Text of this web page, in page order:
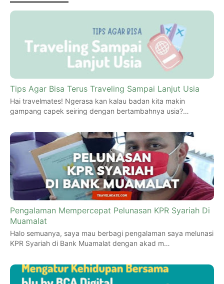
Tips Agar Bisa Terus Traveling Sampai Lanjut Usia
Hai travelmates! Ngerasa kan kalau badan kita makin
gampang capek seiring dengan bertambahnya usia?…
Pengalaman Mempercepat Pelunasan KPR Syariah Di
Muamalat
Halo semuanya, saya mau berbagi pengalaman saya melunasi
KPR Syariah di Bank Muamalat dengan akad m…